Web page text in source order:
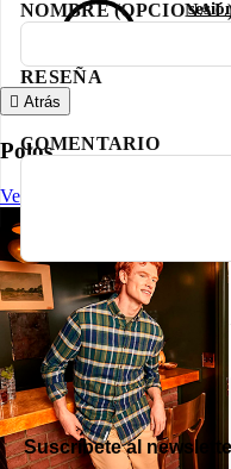
Atrás
Polos
Ver Todo
Hombres que buscan un polo
✔️ Transitar sin esfuerzo entre
NOMBRE
RESEÑA
COMENTARIO
Suscríbete al